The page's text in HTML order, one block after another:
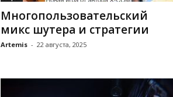
Многопользовательский
микс шутера и стратегии
Artemis - 22 августа, 2025